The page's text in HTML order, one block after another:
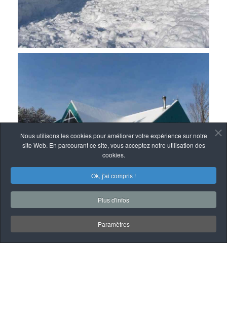
Nous utilisons les cookies pour améliorer votre expérience sur notre
site Web. En parcourant ce site, vous acceptez notre utilisation des
cookies.
Ok, j'ai compris !
Plus d'infos
Paramètres